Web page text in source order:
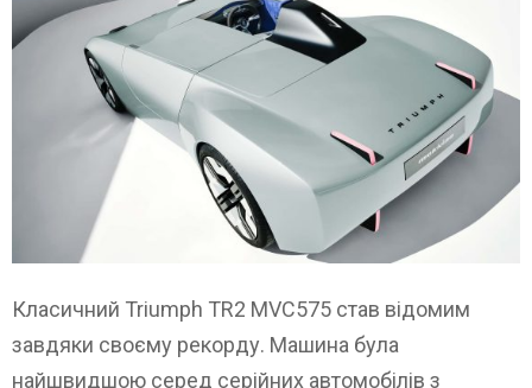
Класичний Triumph TR2 MVC575 став відомим
завдяки своєму рекорду. Машина була
найшвидшою серед серійних автомобілів з